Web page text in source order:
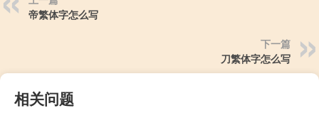
帝繁体字怎么写
下一篇
刀繁体字怎么写
相关问题